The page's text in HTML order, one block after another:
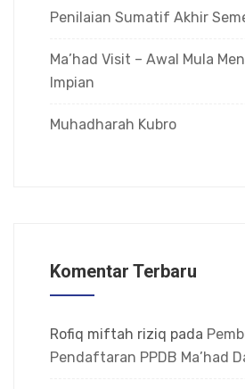
Penilaian Sumatif Akhir
Ma’had Visit – Awal Mula
Impian
Muhadharah Kubro
Komentar Terbaru
Rofiq miftah riziq pada
Pendaftaran PPDB Ma’had